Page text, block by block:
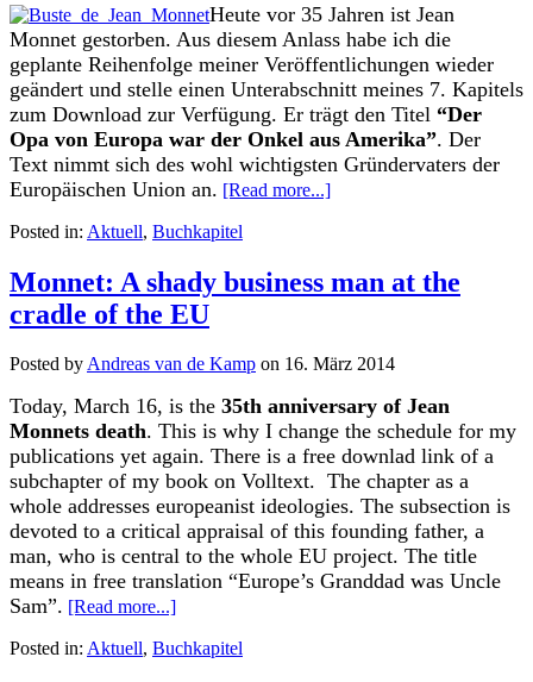
Heute vor 35 Jahren ist Jean
Monnet gestorben. Aus diesem Anlass habe ich die
geplante Reihenfolge meiner Veröffentlichungen wieder
geändert und stelle einen Unterabschnitt meines 7. Kapitels
zum Download zur Verfügung. Er trägt den Titel “Der
Opa von Europa war der Onkel aus Amerika”. Der
Text nimmt sich des wohl wichtigsten Gründervaters der
Europäischen Union an. [Read more...]
Posted in: Aktuell, Buchkapitel
Monnet: A shady business man at the
cradle of the EU
Posted byAndreas van de Kamp on 16. März 2014
Today, March 16, is the 35th anniversary of Jean
Monnets death. This is why I change the schedule for my
publications yet again. There is a free downlad link of a
subchapter of my book on Volltext. The chapter as a
whole addresses europeanist ideologies. The subsection is
devoted to a critical appraisal of this founding father, a
man, who is central to the whole EU project. The title
means in free translation “Europe’s Granddad was Uncle
Sam”. [Read more...]
Posted in: Aktuell, Buchkapitel